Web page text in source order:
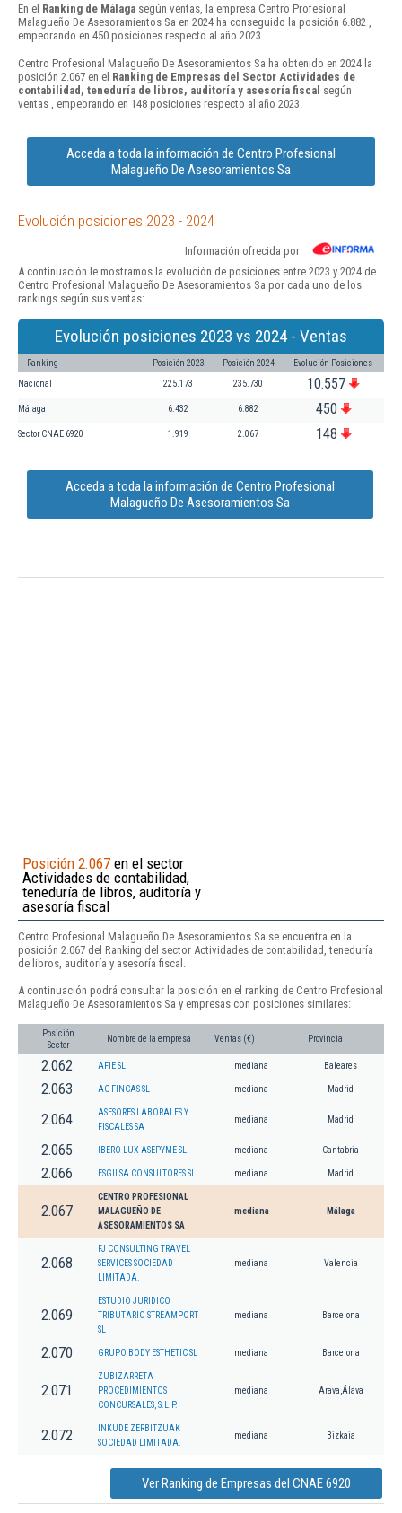
En el Ranking de Málaga según ventas, la empresa Centro Profesional
Malagueño De Asesoramientos Sa en 2024 ha conseguido la posición 6.882 ,
empeorando en 450 posiciones respecto al año 2023.
Centro Profesional Malagueño De Asesoramientos Sa ha obtenido en 2024 la
posición 2.067 en el Ranking de Empresas del Sector Actividades de
contabilidad, teneduría de libros, auditoría y asesoría fiscal según
ventas , empeorando en 148 posiciones respecto al año 2023.
Acceda a toda la información de Centro Profesional
Malagueño De Asesoramientos Sa
Evolución posiciones 2023 - 2024
Información ofrecida por
A continuación le mostramos la evolución de posiciones entre 2023 y 2024 de
Centro Profesional Malagueño De Asesoramientos Sa por cada uno de los
rankings según sus ventas:
Evolución posiciones 2023 vs 2024 - Ventas
Ranking Posición 2023 Posición 2024 Evolución Posiciones
Nacional 225.173 235.730 10.557
Málaga 6.432 6.882 450
Sector CNAE 6920 1.919 2.067 148
Acceda a toda la información de Centro Profesional
Malagueño De Asesoramientos Sa
Posición 2.067 en el sector
Actividades de contabilidad,
teneduría de libros, auditoría y
asesoría fiscal
Centro Profesional Malagueño De Asesoramientos Sa se encuentra en la
posición 2.067 del Ranking del sector Actividades de contabilidad, teneduría
de libros, auditoría y asesoría fiscal.
A continuación podrá consultar la posición en el ranking de Centro Profesional
Malagueño De Asesoramientos Sa y empresas con posiciones similares:
Posición
Sector
Nombre de la empresa Ventas (€) Provincia
2.062 AFIE SL mediana Baleares
2.063 AC FINCAS SL mediana Madrid
2.064
ASESORES LABORALES Y
FISCALES SA
mediana Madrid
2.065 IBERO LUX ASEPYME SL. mediana Cantabria
2.066 ESGILSA CONSULTORES SL. mediana Madrid
2.067
CENTRO PROFESIONAL
MALAGUEÑO DE
ASESORAMIENTOS SA
mediana Málaga
2.068
FJ CONSULTING TRAVEL
SERVICES SOCIEDAD
LIMITADA.
mediana Valencia
2.069
ESTUDIO JURIDICO
TRIBUTARIO STREAMPORT
SL
mediana Barcelona
2.070 GRUPO BODY ESTHETIC SL mediana Barcelona
2.071
ZUBIZARRETA
PROCEDIMIENTOS
CONCURSALES, S.L.P.
mediana Arava,Álava
2.072
INKUDE ZERBITZUAK
SOCIEDAD LIMITADA.
mediana Bizkaia
Ver Ranking de Empresas del CNAE 6920